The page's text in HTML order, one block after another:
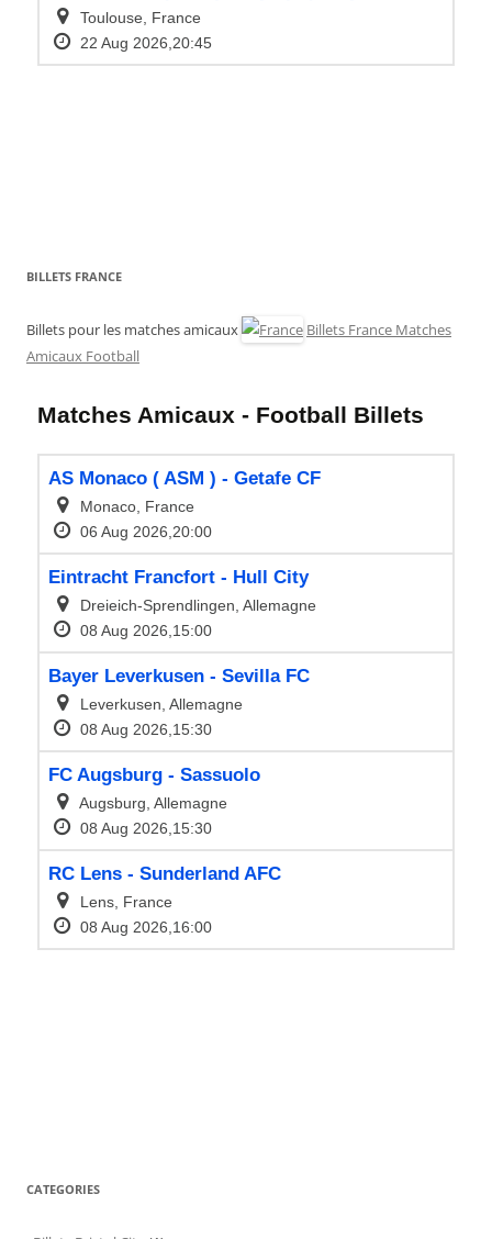
BILLETS FRANCE
Billets pour les matches amicaux
Billets France Matches
Amicaux Football
CATEGORIES